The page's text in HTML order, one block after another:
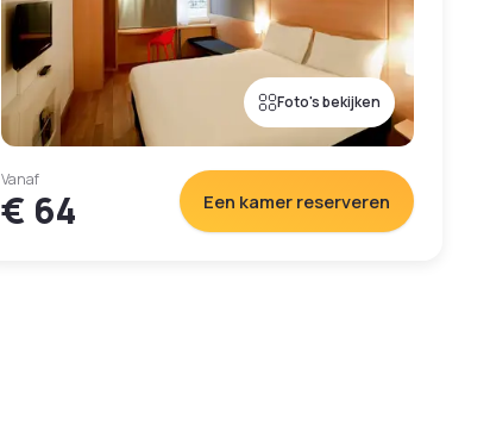
Foto's bekijken
Vanaf
€ 64 Een kamer reserveren